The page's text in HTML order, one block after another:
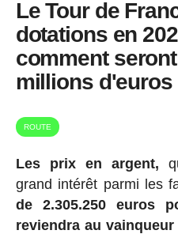
Le Tour de
dotations en
comment
millions d'euros
ROUTE
Les prix en argent,
grand intérêt parmi les
de 2.305.250 euros
reviendra au